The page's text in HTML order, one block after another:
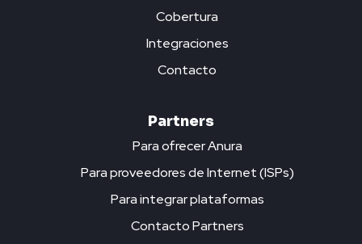
Cobertura
Integraciones
Contacto
Partners
Para ofrecer Anura
Para proveedores de Internet (ISPs)
Para integrar plataformas
Contacto Partners